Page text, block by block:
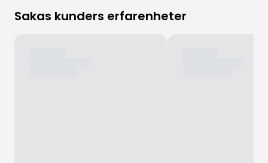
Sakas kunders erfarenheter